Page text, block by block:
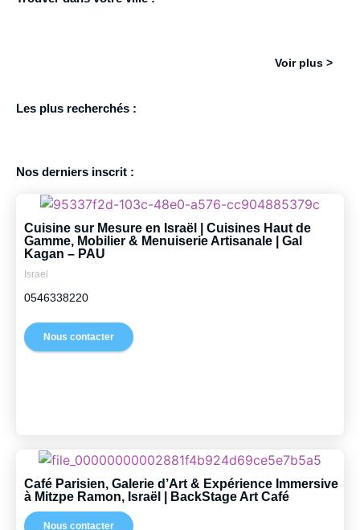
Voir plus >
Les plus recherchés :
Nos derniers inscrit :
Cuisine sur Mesure en Israël | Cuisines Haut de
Gamme, Mobilier & Menuiserie Artisanale | Gal
Kagan – PAU
Israel
0546338220
Nous contacter
Café Parisien, Galerie d’Art & Expérience Immersive
à Mitzpe Ramon, Israël | BackStage Art Café
Nous contacter